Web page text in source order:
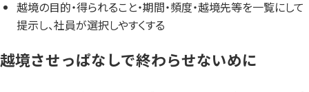
越境の目的・得られること・期間・頻度・越境先等を一覧にして
提示し、社員が選択しやすくする
越境させっぱなしで終わらせないめに